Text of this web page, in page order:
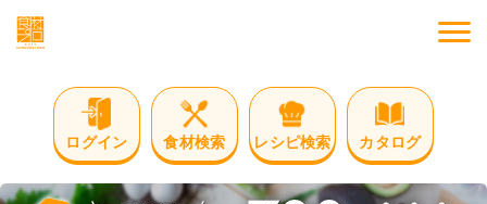
ログイン 食材検索 レシピ検索 カタログ